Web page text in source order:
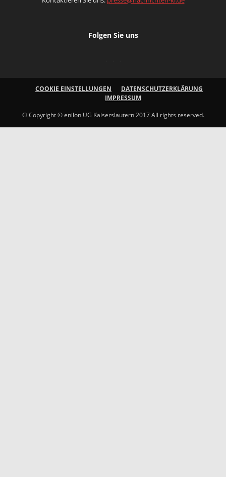
Folgen Sie uns
COOKIE EINSTELLUNGEN
DATENSCHUTZERKLÄRUNG
IMPRESSUM
© Copyright © enilon UG Kaiserslautern 2017 All rights reserved.